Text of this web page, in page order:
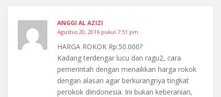
ANGGI AL AZIZI
Agustus 20, 2016 pukul 7:51 pm
HARGA ROKOK Rp.50.000?
Kadang terdengar lucu dan ragu2, cara
pemerintah dengan menaikkan harga rokok
dengan alasan agar berkurangnya tingkat
perokok diindonesia. Ini bukan keberanian,